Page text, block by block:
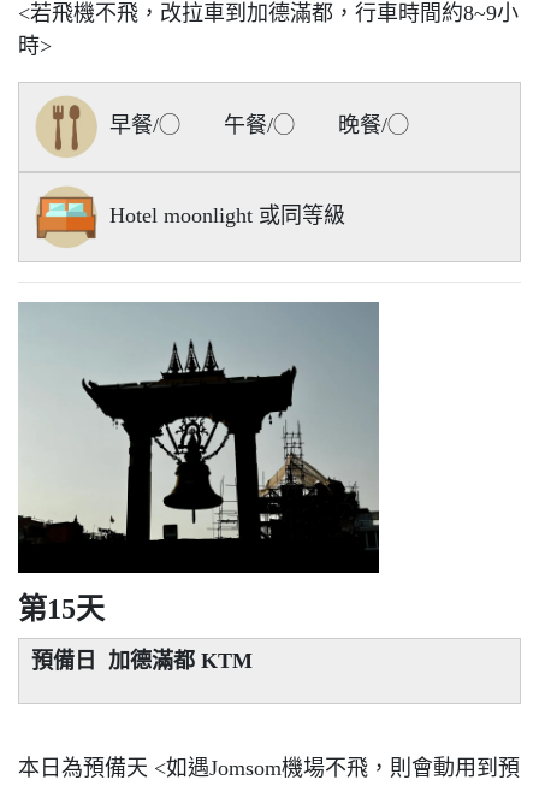
<若飛機不飛，改拉車到加德滿都，行車時間約8~9小
時>
早餐/◯ 午餐/◯ 晚餐/◯
Hotel moonlight 或同等級
第15天
預備日 加德滿都 KTM
本日為預備天 <如遇Jomsom機場不飛，則會動用到預